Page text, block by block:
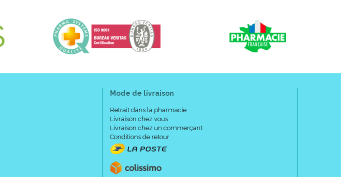
Mode de livraison
Retrait dans la pharmacie
Livraison chez vous
Livraison chez un commerçant
Conditions de retour